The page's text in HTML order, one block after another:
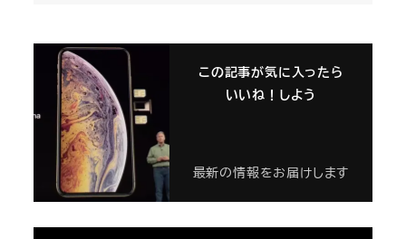
この記事が気に入ったら
いいね！しよう
最新の情報をお届けします